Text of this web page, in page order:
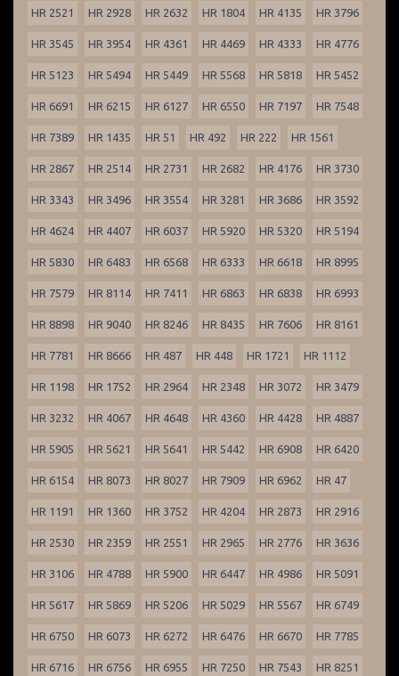
HR 2521 HR 2928 HR 2632 HR 1804 HR 4135 HR 3796
HR 3545 HR 3954 HR 4361 HR 4469 HR 4333 HR 4776
HR 5123 HR 5494 HR 5449 HR 5568 HR 5818 HR 5452
HR 6691 HR 6215 HR 6127 HR 6550 HR 7197 HR 7548
HR 7389 HR 1435 HR 51 HR 492 HR 222 HR 1561
HR 2867 HR 2514 HR 2731 HR 2682 HR 4176 HR 3730
HR 3343 HR 3496 HR 3554 HR 3281 HR 3686 HR 3592
HR 4624 HR 4407 HR 6037 HR 5920 HR 5320 HR 5194
HR 5830 HR 6483 HR 6568 HR 6333 HR 6618 HR 8995
HR 7579 HR 8114 HR 7411 HR 6863 HR 6838 HR 6993
HR 8898 HR 9040 HR 8246 HR 8435 HR 7606 HR 8161
HR 7781 HR 8666 HR 487 HR 448 HR 1721 HR 1112
HR 1198 HR 1752 HR 2964 HR 2348 HR 3072 HR 3479
HR 3232 HR 4067 HR 4648 HR 4360 HR 4428 HR 4887
HR 5905 HR 5621 HR 5641 HR 5442 HR 6908 HR 6420
HR 6154 HR 8073 HR 8027 HR 7909 HR 6962 HR 47
HR 1191 HR 1360 HR 3752 HR 4204 HR 2873 HR 2916
HR 2530 HR 2359 HR 2551 HR 2965 HR 2776 HR 3636
HR 3106 HR 4788 HR 5900 HR 6447 HR 4986 HR 5091
HR 5617 HR 5869 HR 5206 HR 5029 HR 5567 HR 6749
HR 6750 HR 6073 HR 6272 HR 6476 HR 6670 HR 7785
HR 6716 HR 6756 HR 6955 HR 7250 HR 7543 HR 8251